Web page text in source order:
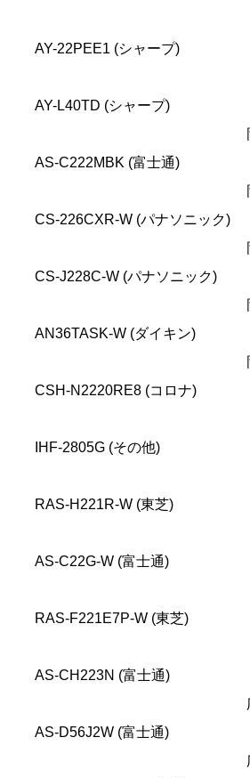
AY-22PEE1 (シャープ)
AY-L40TD (シャープ)
AS-C222MBK (富士通)
CS-226CXR-W (パナソニック)
CS-J228C-W (パナソニック)
AN36TASK-W (ダイキン)
CSH-N2220RE8 (コロナ)
IHF-2805G (その他)
RAS-H221R-W (東芝)
AS-C22G-W (富士通)
RAS-F221E7P-W (東芝)
AS-CH223N (富士通)
AS-D56J2W (富士通)